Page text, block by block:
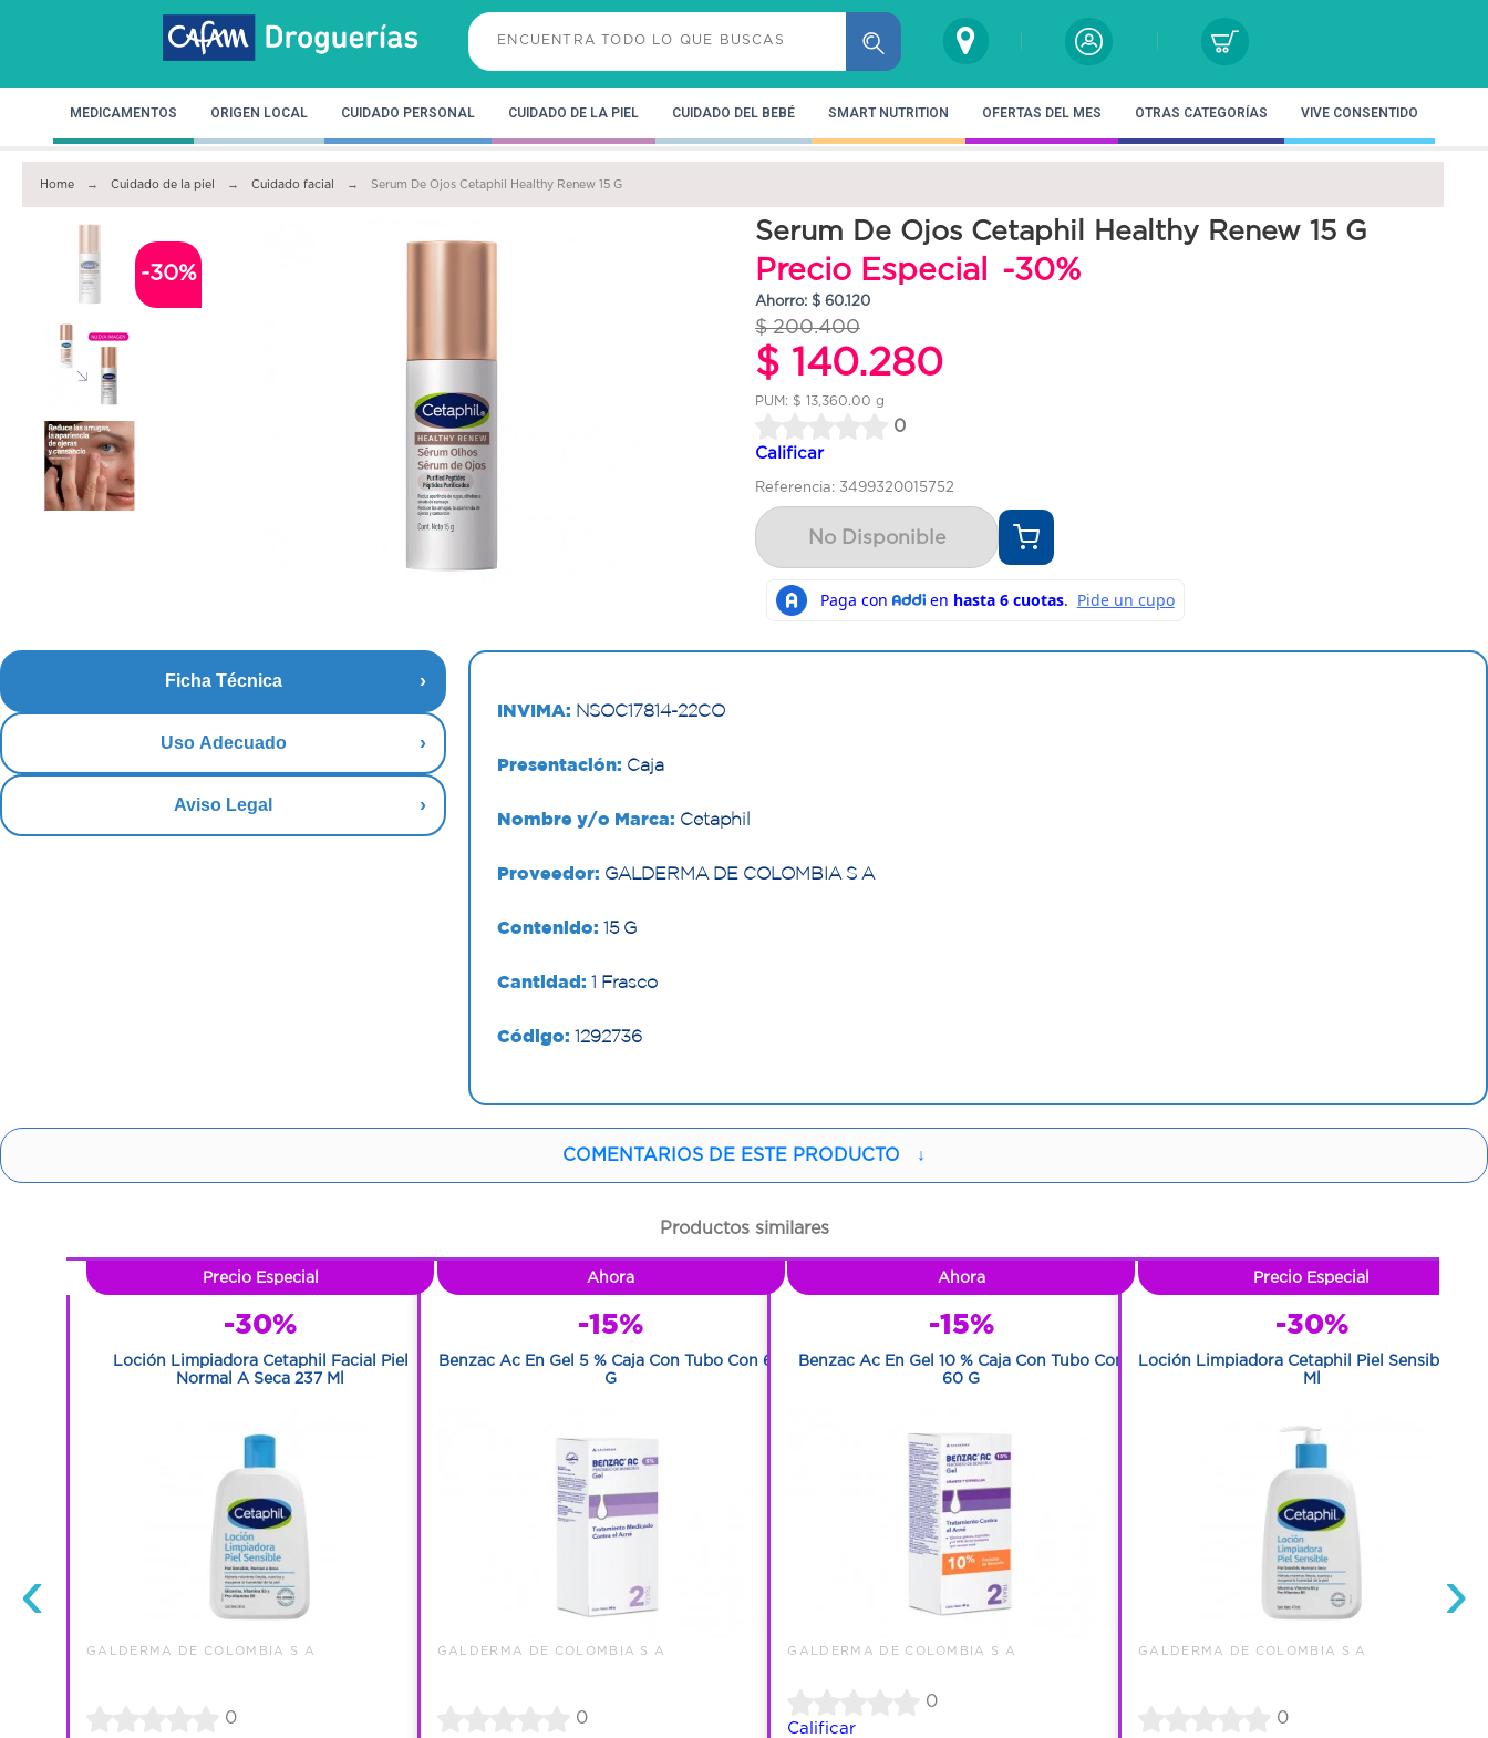
MEDICAMENTOS ORIGEN LOCAL CUIDADO PERSONAL CUIDADO DE LA PIEL CUIDADO DEL BEBÉ SMART NUTRITION OFERTAS DEL MES OTRAS CATEGORÍAS VIVE CONSENTIDO
Home Cuidado de la piel Cuidado facial Serum De Ojos Cetaphil Healthy Renew 15 G
-30%
Serum De Ojos Cetaphil Healthy Renew 15 G
Precio Especial -30%
Ahorro: $ 60.120
$ 200.400
$ 140.280
PUM: $ 13,360.00 g
0
Calificar
Referencia: 3499320015752
No Disponible
Ficha Técnica
Uso Adecuado
Aviso Legal
INVIMA: NSOC17814-22CO
Presentación: Caja
Nombre y/o Marca: Cetaphil
Proveedor: GALDERMA DE COLOMBIA S A
Contenido: 15 G
Cantidad: 1 Frasco
Código: 1292736
COMENTARIOS DE ESTE PRODUCTO ↓
Productos similares
‹
Precio Especial
-30%
Loción Limpiadora Cetaphil Facial Piel
Normal A Seca 237 Ml
GALDERMA DE COLOMBIA S A
0
Ahora
-15%
Benzac Ac En Gel 5 % Caja Con Tubo Con 60
G
GALDERMA DE COLOMBIA S A
0
Ahora
-15%
Benzac Ac En Gel 10 % Caja Con Tubo Con
60 G
GALDERMA DE COLOMBIA S A
0
Calificar
Precio Especial
-30%
Loción Limpiadora Cetaphil Piel Sensible 473
Ml
GALDERMA DE COLOMBIA S A
0
›